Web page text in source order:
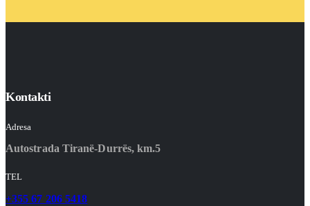
Kontakti
Adresa
Autostrada Tiranë-Durrës, km.5
TEL
+355 67 206 5418